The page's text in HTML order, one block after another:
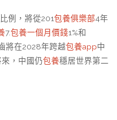
例，將從201包養俱樂部4年
7.包養一個月價錢1%和
將在2028年跨越包養app中
，中國仍包養穩居世界第二